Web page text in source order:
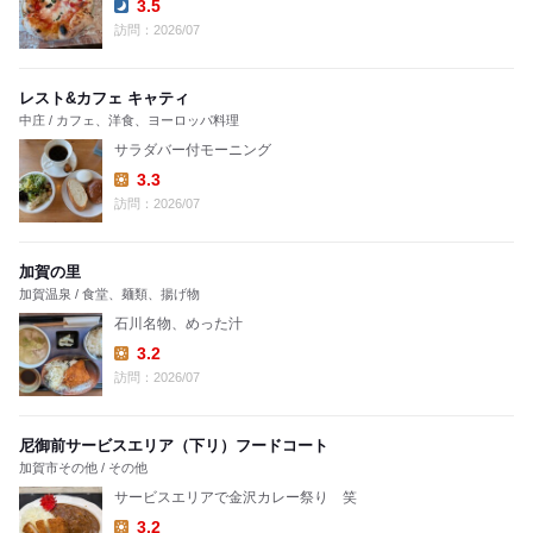
Dinner:
3.5
訪問：2026/07
レスト&カフェ キャティ
中庄 / カフェ、洋食、ヨーロッパ料理
サラダバー付モーニング
Lunch:
3.3
訪問：2026/07
加賀の里
加賀温泉 / 食堂、麺類、揚げ物
石川名物、めった汁
Lunch:
3.2
訪問：2026/07
尼御前サービスエリア（下リ）フードコート
加賀市その他 / その他
サービスエリアで金沢カレー祭り 笑
3.2